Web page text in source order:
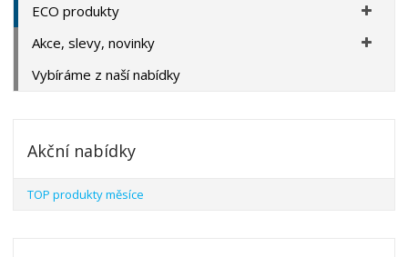
ECO produkty
Akce, slevy, novinky
Vybíráme z naší nabídky
Akční nabídky
TOP produkty měsíce